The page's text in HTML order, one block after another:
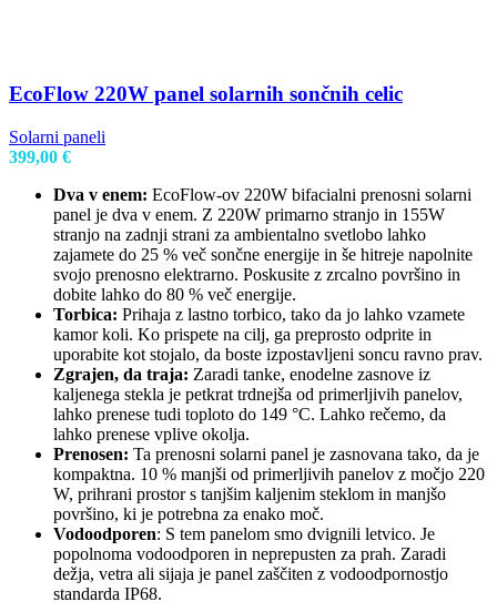
EcoFlow 220W panel solarnih sončnih celic
Solarni paneli
399,00 €
Dva v enem: EcoFlow-ov 220W bifacialni prenosni solarni
panel je dva v enem. Z 220W primarno stranjo in 155W
stranjo na zadnji strani za ambientalno svetlobo lahko
zajamete do 25 % več sončne energije in še hitreje napolnite
svojo prenosno elektrarno. Poskusite z zrcalno površino in
dobite lahko do 80 % več energije.
Torbica: Prihaja z lastno torbico, tako da jo lahko vzamete
kamor koli. Ko prispete na cilj, ga preprosto odprite in
uporabite kot stojalo, da boste izpostavljeni soncu ravno prav.
Zgrajen, da traja: Zaradi tanke, enodelne zasnove iz
kaljenega stekla je petkrat trdnejša od primerljivih panelov,
lahko prenese tudi toploto do 149 °C. Lahko rečemo, da
lahko prenese vplive okolja.
Prenosen: Ta prenosni solarni panel je zasnovana tako, da je
kompaktna. 10 % manjši od primerljivih panelov z močjo 220
W, prihrani prostor s tanjšim kaljenim steklom in manjšo
površino, ki je potrebna za enako moč.
Vodoodporen: S tem panelom smo dvignili letvico. Je
popolnoma vodoodporen in neprepusten za prah. Zaradi
dežja, vetra ali sijaja je panel zaščiten z vodoodpornostjo
standarda IP68.